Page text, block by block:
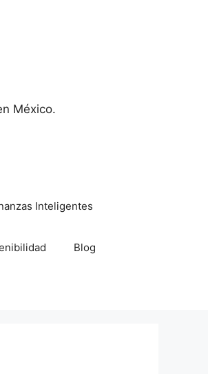
México.
Inteligentes
Blog